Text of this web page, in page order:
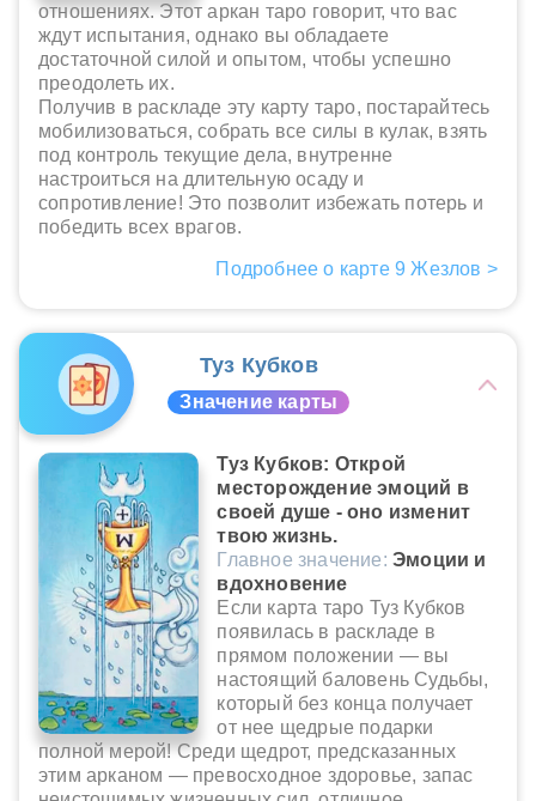
отношениях. Этот аркан таро говорит, что вас
ждут испытания, однако вы обладаете
достаточной силой и опытом, чтобы успешно
преодолеть их.
Получив в раскладе эту карту таро, постарайтесь
мобилизоваться, собрать все силы в кулак, взять
под контроль текущие дела, внутренне
настроиться на длительную осаду и
сопротивление! Это позволит избежать потерь и
победить всех врагов.
Подробнее о карте 9 Жезлов >
Туз Кубков
Значение карты
Туз Кубков: Открой
месторождение эмоций в
своей душе - оно изменит
твою жизнь.
Главное значение: Эмоции и
вдохновение
Если карта таро Туз Кубков
появилась в раскладе в
прямом положении — вы
настоящий баловень Судьбы,
который без конца получает
от нее щедрые подарки
полной мерой! Среди щедрот, предсказанных
этим арканом — превосходное здоровье, запас